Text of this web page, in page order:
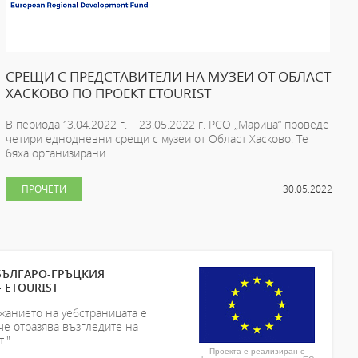
СРЕЩИ С ПРЕДСТАВИТЕЛИ НА МУЗЕИ ОТ ОБЛАСТ
ХАСКОВО ПО ПРОЕКТ ETOURIST
В периода 13.04.2022 г. – 23.05.2022 г. РСО „Марица“ проведе
четири еднодневни срещи с музеи от Област Хасково. Те
бяха организирани ...
30.05.2022
ПРОЧЕТИ
ГРЪЦКИЯ
на уебстраницата е
отразява възгледите на
Проекта е реализиран с